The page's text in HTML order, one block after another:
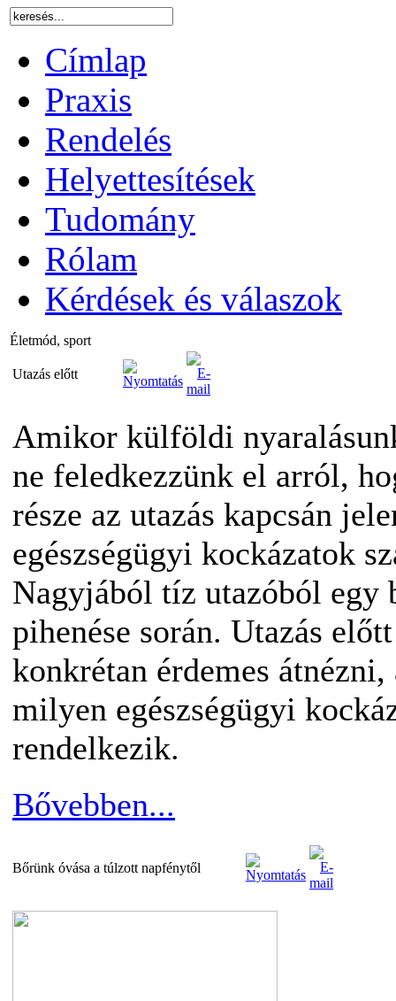
Címlap
Praxis
Rendelés
Helyettesítések
Tudomány
Rólam
Kérdések és válaszok
Életmód, sport
Utazás előtt
Amikor külföldi
ne feledkezzünk el arról,
része az utazás kapcsán
egészségügyi kockázatok
Nagyjából tíz utazóból egy
pihenése során. Utazás
konkrétan érdemes átnézni,
milyen egészségügyi
rendelkezik.
Bővebben...
Bőrünk óvása a túlzott napfénytől